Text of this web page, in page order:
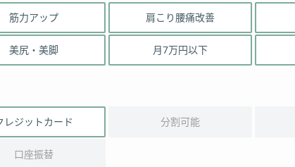
筋力アップ 肩こり腰痛改善
美尻・美脚 月7万円以下
レジットカード 分割可能
口座振替